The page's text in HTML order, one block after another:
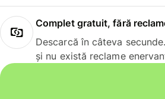
Complet gratuit, fără
Descarcă în câteva
și nu există reclame